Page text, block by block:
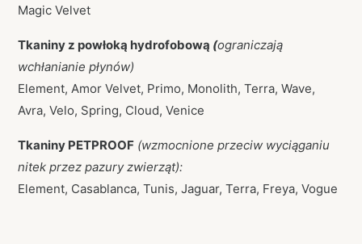
Magic Velvet
Tkaniny z powłoką hydrofobową (ograniczają
wchłanianie płynów)
Element, Amor Velvet, Primo, Monolith, Terra, Wave,
Avra, Velo, Spring, Cloud, Venice
Tkaniny PETPROOF (wzmocnione przeciw wyciąganiu
nitek przez pazury zwierząt):
Element, Casablanca, Tunis, Jaguar, Terra, Freya, Vogue